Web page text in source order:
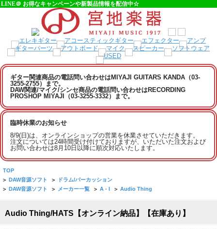
LINE＠ お得なキャンペーンや新製品情報を配信中☆
ギター関連商品の電話問い合わせはMIYAJI GUITARS KANDA（03-
3255-2755）まで。
DAW関連/マイク/シンセ商品の電話問い合わせはRECORDING
PROSHOP MIYAJI（03-3255-3332）まで。
臨時休業のお知らせ
8/9(日)は、オンラインショップの営業を休業させていただきます。
注文については24時間受け付けておりますが、いただいた注文および
お問い合わせは8月10日以降に順次対応いたします。
TOP
> DAW音源ソフト > ドラム/パーカッション
> DAW音源ソフト > メーカー一覧 > A - I > Audio Thing
Audio Thing/HATS【オンライン納品】【在庫あり】